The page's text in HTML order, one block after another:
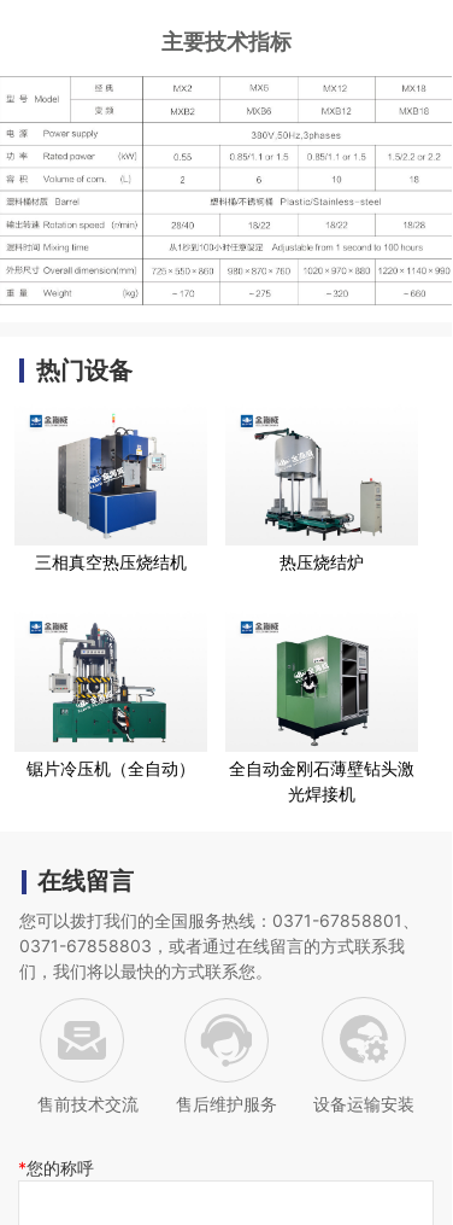
主要技术指标
三相真空热压烧结机 热压烧结炉
锯片冷压机（全自动）
全自动金刚石薄壁钻头激
光焊接机
热门设备
您的称呼
在线留言
售前技术交流 设备运输安装
售后维护服务
您可以拨打我们的全国服务热线：0371-67858801、
0371-67858803，或者通过在线留言的方式联系我
们，我们将以最快的方式联系您。